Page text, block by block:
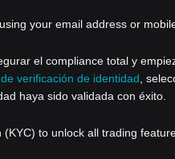
your email address or
el compliance total y
verificación de identidad ,
haya sido validada con éxito.
to unlock all trading